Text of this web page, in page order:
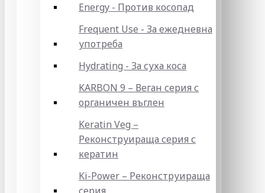
Energy - Против косопад
Frequent Use - За ежедневна
употреба
Hydrating - За суха коса
KARBON 9 – Веган серия с
органичен въглен
Keratin Veg –
Реконструираща серия с
кератин
Ki-Power – Реконструираща